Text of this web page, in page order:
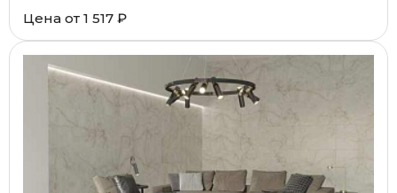
Цена от 1 517 ₽